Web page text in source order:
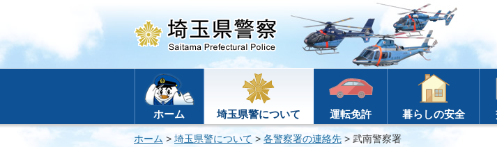
ホーム 埼玉県警について 運転免許 暮らしの安全
ホーム > 埼玉県警について > 各警察署の連絡先 > 武南警察署